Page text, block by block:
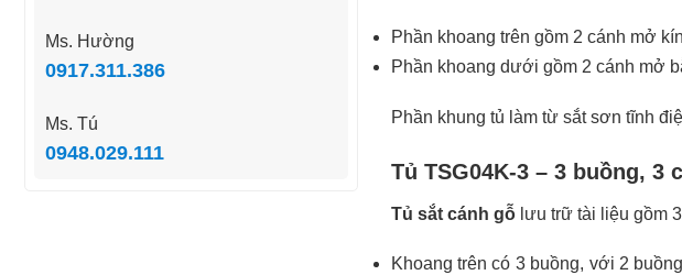
Ms. Hường
0917.311.386
Ms. Tú
0948.029.111
Phần khoang trên gồm 2 cánh mở
Phần khoang dưới gồm 2 cánh mở
Phần khung tủ làm từ sắt sơn tĩnh
Tủ TSG04K-3 – 3 buồng, 3
Tủ sắt cánh gỗlưu trữ tài liệu gồm
Khoang trên có 3 buồng, với 2